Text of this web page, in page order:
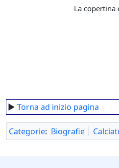
La copertina
► Torna ad inizio pagina
Categorie: Biografie